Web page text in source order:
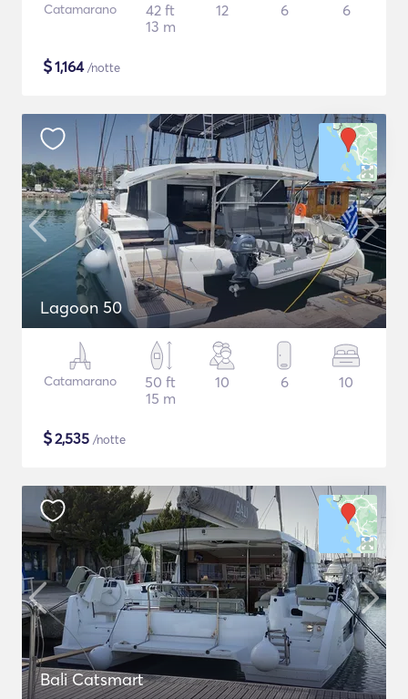
Catamarano
42 ft
13 m
12 6 6
$1,164/notte
Lagoon 50
Catamarano
50 ft
15 m
10 6 10
$2,535 /notte
Bali Catsmart